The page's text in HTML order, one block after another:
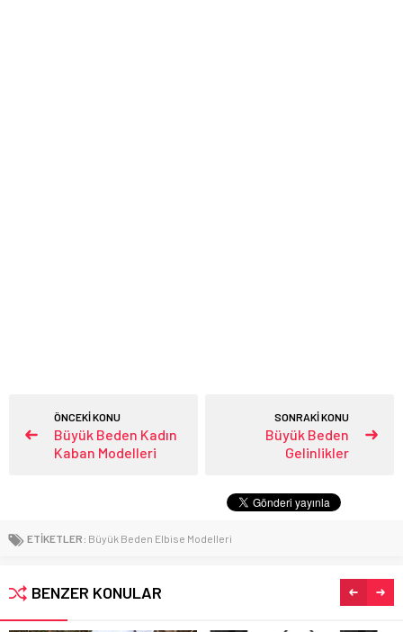
ÖNCEKİ KONU
Büyük Beden Kadın
Kaban Modelleri
SONRAKİ KONU
Büyük Beden
Gelinlikler
ETİKETLER: Büyük Beden Elbise Modelleri
BENZER KONULAR